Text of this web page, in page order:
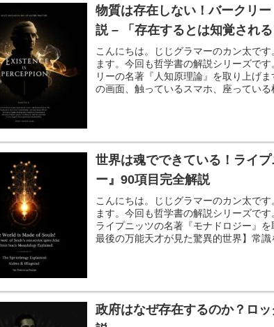
物質は存在しない！バークリ
説 – 「存在するとは知覚される
こんにちは。じじグラマーのカン太で
ます。今回も哲学書の解説シリーズで
リーの名著『人知原理論』を取り上げ
の画面、触っているスマホ、座ってい
世界は魂でできている！ライ
ー』90項目完全解説
こんにちは。じじグラマーのカン太で
ます。今回も哲学書の解説シリーズで
ライプニッツの名著『モナドロジー』を
最後の万能天才が見た驚異的世界】常識
政府はなぜ存在するのか？ロ